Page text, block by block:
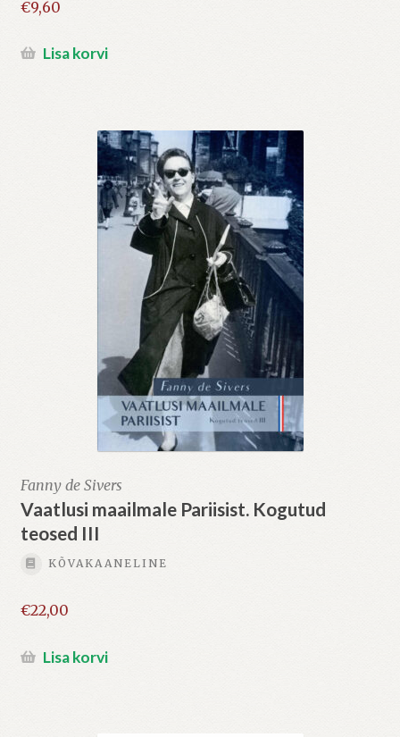
€9,60
Lisa korvi
Fanny de Sivers
Vaatlusi maailmale Pariisist. Kogutud
teosed III
KÕVAKAANELINE
€22,00
Lisa korvi